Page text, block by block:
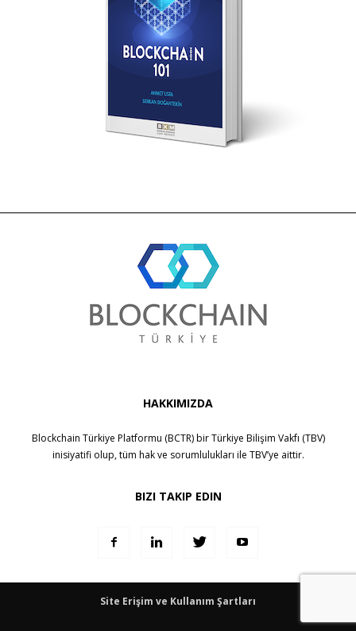
HAKKIMIZDA
Blockchain Türkiye Platformu (BCTR) birTürkiye Bilişim Vakfı (TBV)
inisiyatifi olup, tüm hak ve sorumlulukları ile TBV’ye aittir.
BIZI TAKIP EDIN
Site Erişim ve Kullanım Şartları